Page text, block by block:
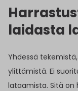
laidasta
Yhdessä
ylittämistä. Ei
lataamista. Sitä on